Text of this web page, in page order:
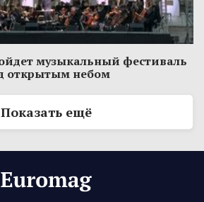
музыкальный фестиваль
открытым небом
Показать ещё